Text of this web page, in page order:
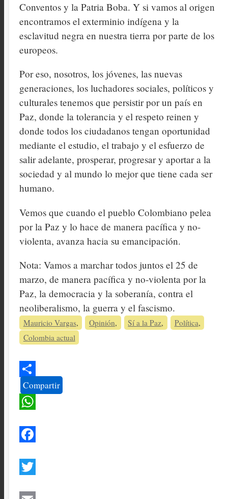
Conventos y la Patria Boba. Y si vamos al origen
encontramos el exterminio indígena y la
esclavitud negra en nuestra tierra por parte de los
europeos.
Por eso, nosotros, los jóvenes, las nuevas
generaciones, los luchadores sociales, políticos y
culturales tenemos que persistir por un país en
Paz, donde la tolerancia y el respeto reinen y
donde todos los ciudadanos tengan oportunidad
mediante el estudio, el trabajo y el esfuerzo de
salir adelante, prosperar, progresar y aportar a la
sociedad y al mundo lo mejor que tiene cada ser
humano.
Vemos que cuando el pueblo Colombiano pelea
por la Paz y lo hace de manera pacífica y no-
violenta, avanza hacia su emancipación.
Nota: Vamos a marchar todos juntos el 25 de
marzo, de manera pacífica y no-violenta por la
Paz, la democracia y la soberanía, contra el
neoliberalismo, la guerra y el fascismo.
Mauricio Vargas Opinión Sí a la Paz
Política
Colombia actual
Share
Compartir